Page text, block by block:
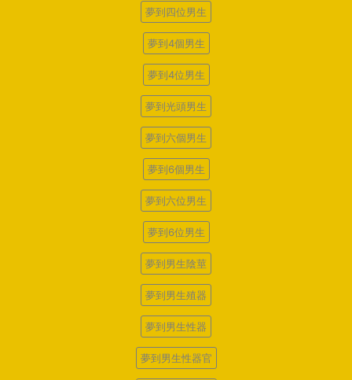
夢到四位男生
夢到4個男生
夢到4位男生
夢到光頭男生
夢到六個男生
夢到6個男生
夢到六位男生
夢到6位男生
夢到男生陰莖
夢到男生殖器
夢到男生性器
夢到男生性器官